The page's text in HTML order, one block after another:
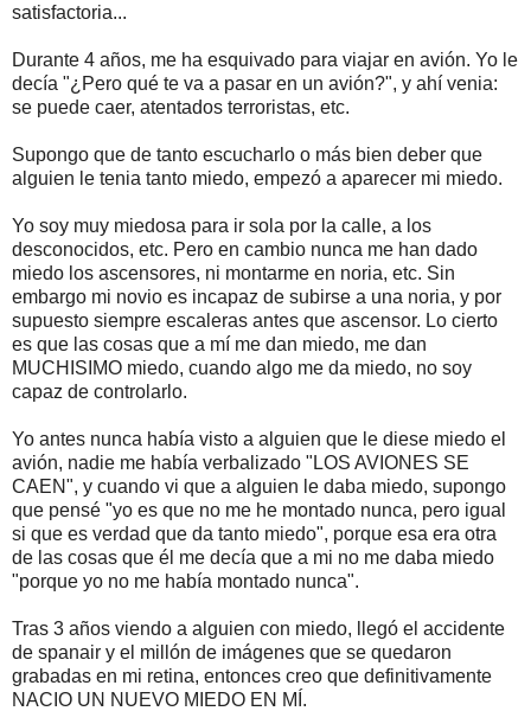
satisfactoria...
Durante 4 años, me ha esquivado para viajar en avión. Yo le
decía "¿Pero qué te va a pasar en un avión?", y ahí venia:
se puede caer, atentados terroristas, etc.
Supongo que de tanto escucharlo o más bien deber que
alguien le tenia tanto miedo, empezó a aparecer mi miedo.
Yo soy muy miedosa para ir sola por la calle, a los
desconocidos, etc. Pero en cambio nunca me han dado
miedo los ascensores, ni montarme en noria, etc. Sin
embargo mi novio es incapaz de subirse a una noria, y por
supuesto siempre escaleras antes que ascensor. Lo cierto
es que las cosas que a mí me dan miedo, me dan
MUCHISIMO miedo, cuando algo me da miedo, no soy
capaz de controlarlo.
Yo antes nunca había visto a alguien que le diese miedo el
avión, nadie me había verbalizado "LOS AVIONES SE
CAEN", y cuando vi que a alguien le daba miedo, supongo
que pensé "yo es que no me he montado nunca, pero igual
si que es verdad que da tanto miedo", porque esa era otra
de las cosas que él me decía que a mi no me daba miedo
"porque yo no me había montado nunca".
Tras 3 años viendo a alguien con miedo, llegó el accidente
de spanair y el millón de imágenes que se quedaron
grabadas en mi retina, entonces creo que definitivamente
NACIO UN NUEVO MIEDO EN MÍ.